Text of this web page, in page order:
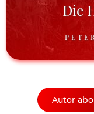
Die
Autor